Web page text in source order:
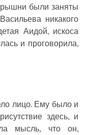
были заняты
никакого
Аидой, искоса
и проговорила,
лицо. Ему было и
здесь, и
мысль, что он,